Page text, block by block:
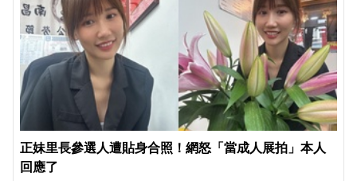
正妹里長參選人遭貼身合照！網怒「當成人展拍」本人
回應了